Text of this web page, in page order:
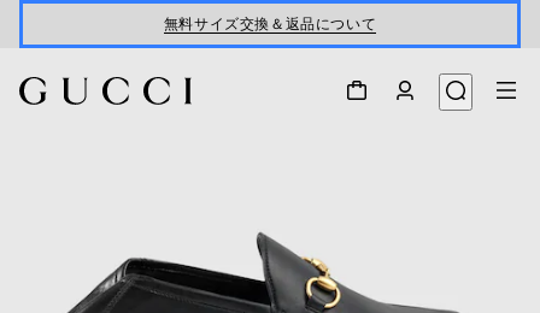
無料サイズ交換＆返品について